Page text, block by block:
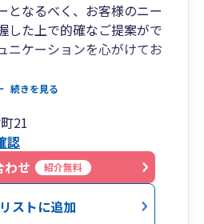
となるべく、お客様のニー
した上で的確なご提案がで
ニケーションを心がけてお
理士法人、独立後と監査、
た横断的な提案が可能で
続きを見る
21
認
わせ
紹介無料
ストに追加